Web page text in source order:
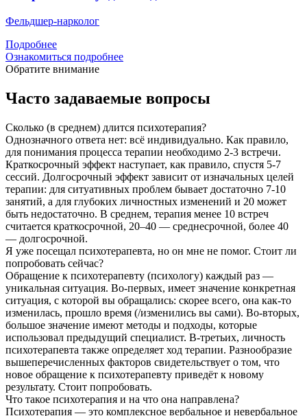
Фельдшер-нарколог
Подробнее
Ознакомиться подробнее
Обратите внимание
Часто задаваемые вопросы
Сколько (в среднем) длится психотерапия?
Однозначного ответа нет: всё индивидуально. Как правило,
для понимания процесса терапии необходимо 2-3 встречи.
Краткосрочный эффект наступает, как правило, спустя 5-7
сессий. Долгосрочный эффект зависит от изначальных целей
терапии: для ситуативных проблем бывает достаточно 7-10
занятий, а для глубоких личностных изменений и 20 может
быть недостаточно. В среднем, терапия менее 10 встреч
считается краткосрочной, 20–40 — среднесрочной, более 40
— долгосрочной.
Я уже посещал психотерапевта, но он мне не помог. Стоит ли
попробовать сейчас?
Обращение к психотерапевту (психологу) каждый раз —
уникальная ситуация. Во-первых, имеет значение конкретная
ситуация, с которой вы обращались: скорее всего, она как-то
изменилась, прошло время (/изменились вы сами). Во-вторых,
большое значение имеют методы и подходы, которые
использовал предыдущий специалист. В-третьих, личность
психотерапевта также определяет ход терапии. Разнообразие
вышеперечисленных факторов свидетельствует о том, что
новое обращение к психотерапевту приведёт к новому
результату. Стоит попробовать.
Что такое психотерапия и на что она направлена?
Психотерапия — это комплексное вербальное и невербальное